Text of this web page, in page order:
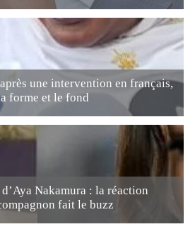
une intervention en français,
forme et le fond
Nakamura : la réaction
fait le buzz